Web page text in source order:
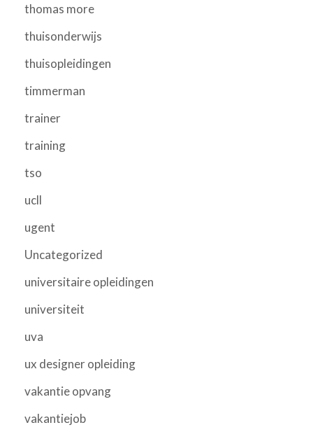
thomas more
thuisonderwijs
thuisopleidingen
timmerman
trainer
training
tso
ucll
ugent
Uncategorized
universitaire opleidingen
universiteit
uva
ux designer opleiding
vakantie opvang
vakantiejob